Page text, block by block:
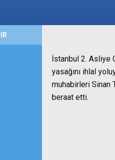
İstanbul 2. Asliye
yasağını ihlal
muhabirleri Sinan
beraat etti.